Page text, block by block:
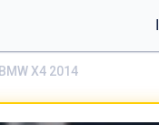
BMW X4 2014